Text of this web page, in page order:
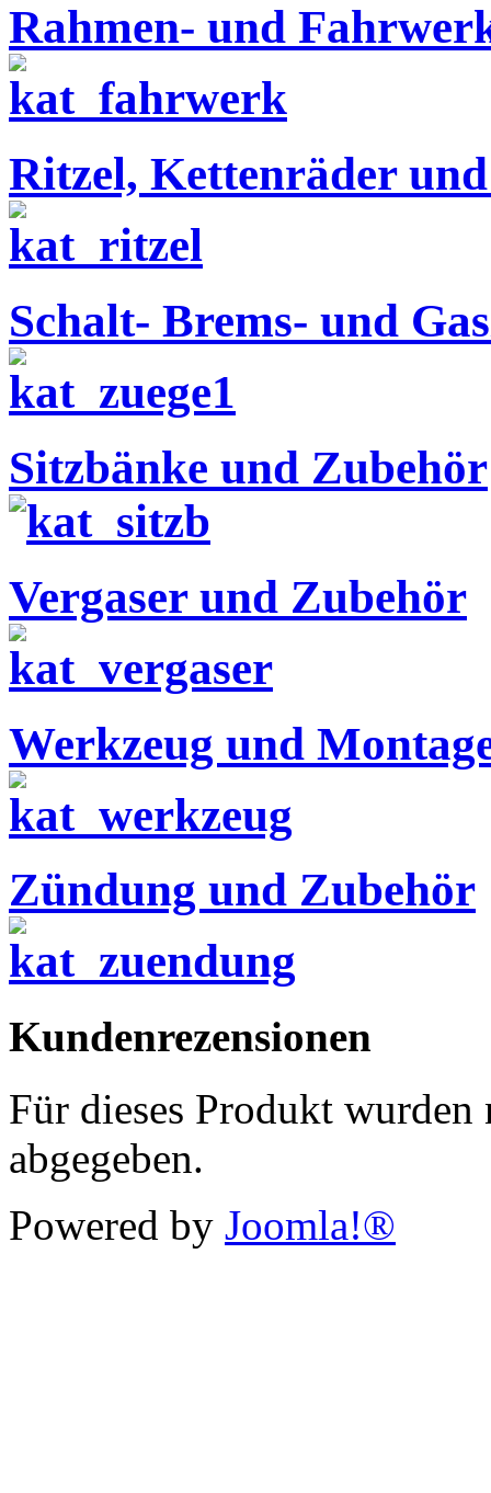
Rahmen- und
Ritzel, Kettenräder
Schalt- Brems- und
Sitzbänke und Zubehör
Vergaser und Zubehör
Werkzeug und
Zündung und Zubehör
Kundenrezensionen
Für dieses Produkt
abgegeben.
Powered by Joomla!®